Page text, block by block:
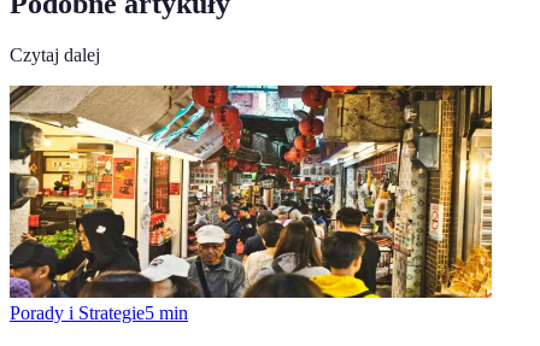
Czytaj dalej
Porady i Strategie5 min